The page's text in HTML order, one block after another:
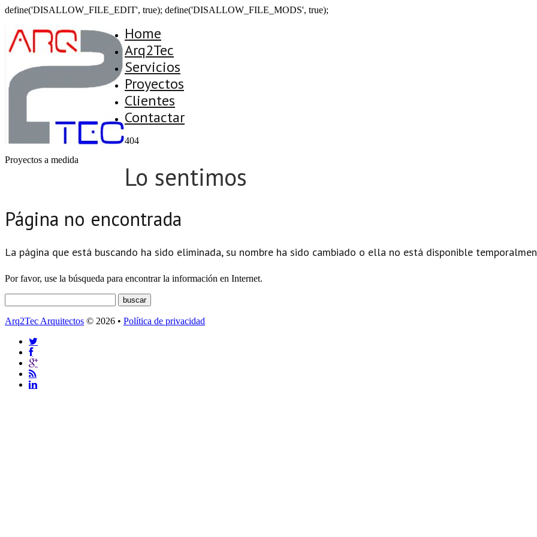
define('DISALLOW_FILE_EDIT', true); define('DISALLOW_FILE_MODS', true);
Proyectos a medida
Home
Arq2Tec
Servicios
Proyectos
Clientes
Contactar
404
Lo sentimos
Página no encontrada
La página que está buscando ha sido eliminada, su nombre ha sido cambiado o ella no está disponible
Por favor, use la búsqueda para encontrar la información en Internet.
Arq2Tec Arquitectos © 2026 • Política de privacidad